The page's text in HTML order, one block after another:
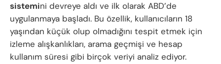
sistemini devreye aldı ve ilk olarak ABD’de
uygulanmaya başladı. Bu özellik, kullanıcıların 18
yaşından küçük olup olmadığını tespit etmek için
izleme alışkanlıkları, arama geçmişi ve hesap
kullanım süresi gibi birçok veriyi analiz ediyor.